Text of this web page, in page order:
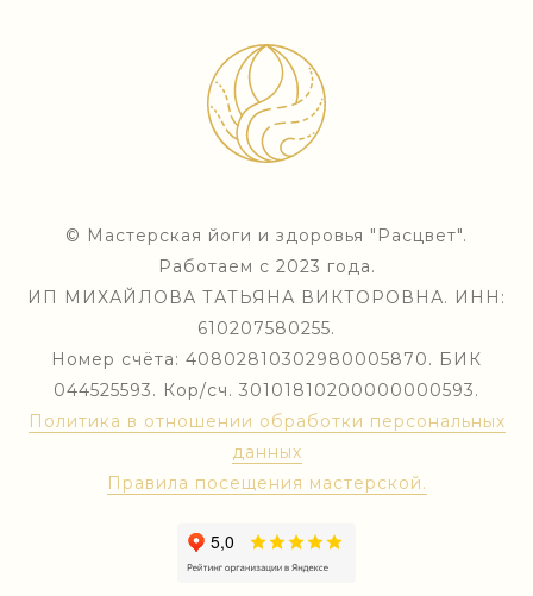
© Мастерская йоги и здоровья "Расцвет".
Работаем с 2023 года.
ИП МИХАЙЛОВА ТАТЬЯНА ВИКТОРОВНА. ИНН:
610207580255.
Номер счёта: 40802810302980005870. БИК
044525593. Кор/сч. 30101810200000000593.
Политика в отношении обработки персональных
данных
Правила посещения мастерской.